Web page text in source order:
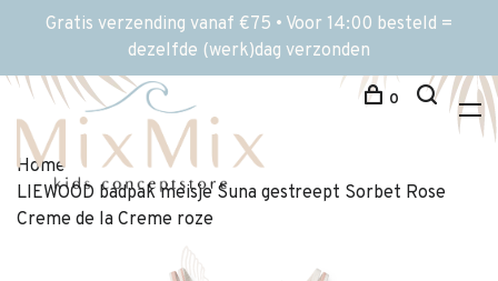
Gratis verzending vanaf €75 • Voor 14:00 besteld =
dezelfde (werk)dag verzonden
0
Home
LIEWOOD badpak meisje Suna gestreept Sorbet Rose
Creme de la Creme roze